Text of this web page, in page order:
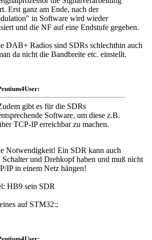
Erst ganz am Ende, nach der
in Software wird wieder
und die NF auf eine Endstufe gegeben.
DAB+ Radios sind SDRs schlechthin auch
da nicht die Bandbreite etc. einstellt.
gibt es für die SDRs
Software, um diese z.B.
TCP-IP erreichbar zu machen.
Notwendigkeit! Ein SDR kann auch
Schalter und Drehkopf haben und muß nicht
IP in einem Netz hängen!
HB9 sein SDR
auf STM32:;